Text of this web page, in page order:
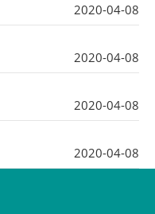
2020-04-08
2020-04-08
2020-04-08
2020-04-08